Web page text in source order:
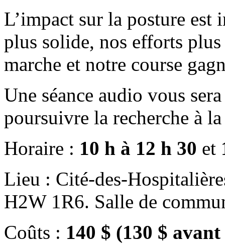
L’impact sur la posture est
plus solide, nos efforts
marche et notre course
Une séance audio vous
poursuivre la recherche à
Horaire : 10 h à 12 h 30 et
Lieu : Cité-des-
H2W 1R6. Salle de
Coûts : 140 $ (130 $